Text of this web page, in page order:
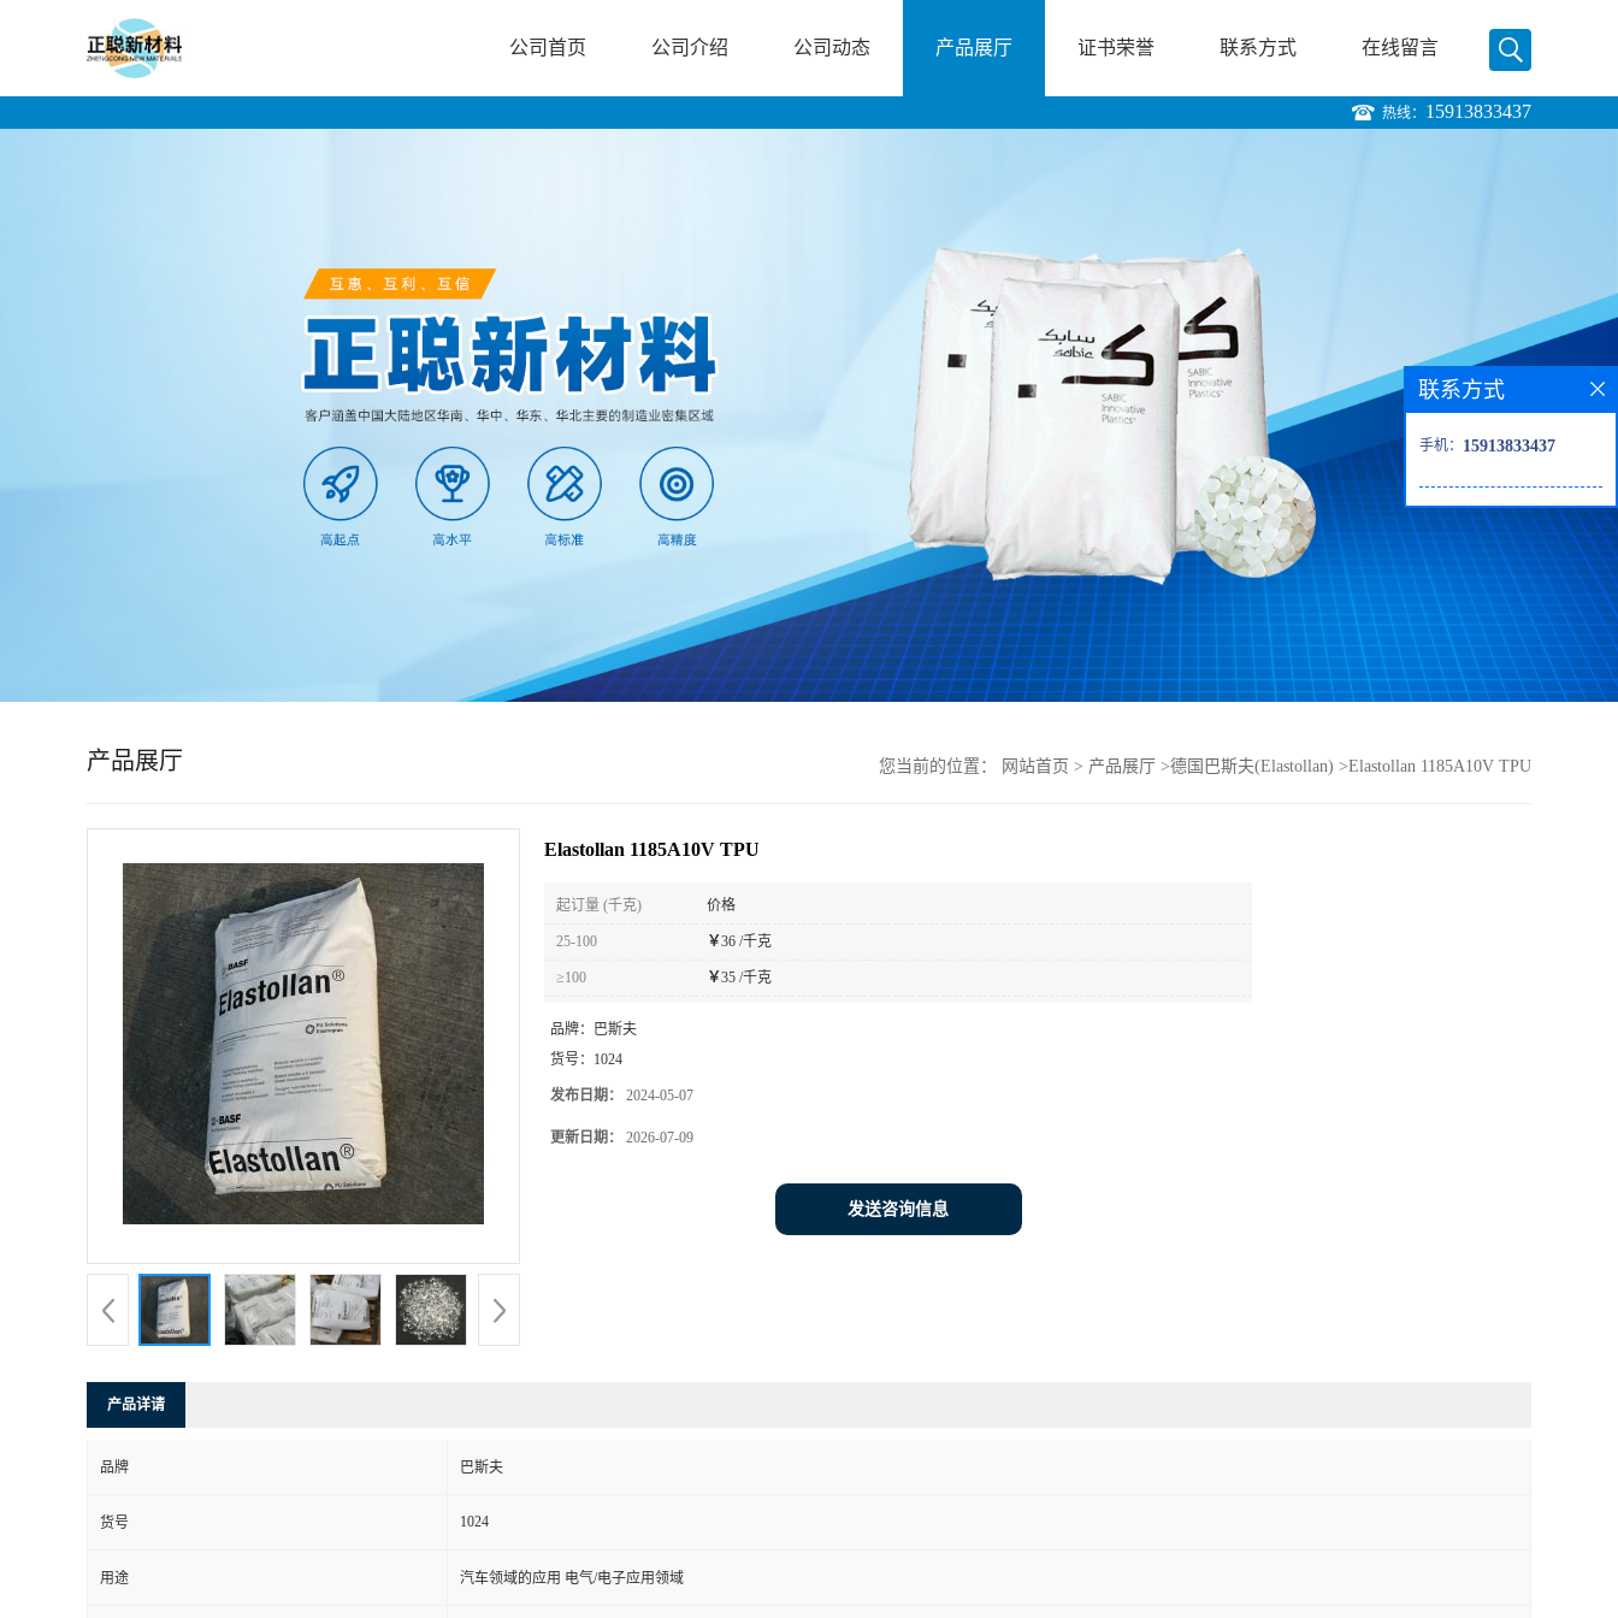
公司首页 公司介绍 公司动态 产品展厅 证书荣誉 联系方式 在线留言
热线： 15913833437
产品展厅 您当前的位置： 网站首页 > 产品展厅 >德国巴斯夫(Elastollan) >Elastollan 1185A10V TPU
Elastollan 1185A10V TPU
起订量 (千克) 价格
25-100 ￥36 /千克
≥100 ￥35 /千克
品牌：
巴斯夫
货号： 1024
发布日期： 2024-05-07
更新日期： 2026-07-09
发送咨询信息
产品详请
品牌 巴斯夫
货号 1024
用途 汽车领域的应用 电气/电子应用领域
联系方式
手机： 15913833437